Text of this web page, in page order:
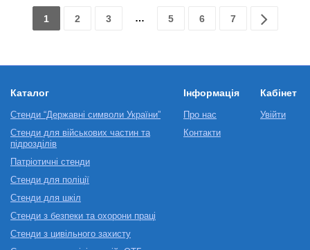
1 2 3 … 5 6 7
Каталог
Стенди “Державні символи України”
Стенди для військових частин та
підрозділів
Патріотичні стенди
Стенди для поліції
Стенди для шкіл
Стенди з безпеки та охорони праці
Стенди з цивільного захисту
Інформація
Про нас
Контакти
Кабінет
Увійти